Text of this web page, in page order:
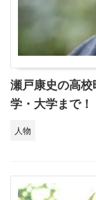
瀬戸康史の高
学・大学まで！
人物